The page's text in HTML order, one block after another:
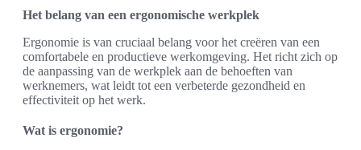
Het belang van een ergonomische werkplek
Ergonomie is van cruciaal belang voor het creëren van een
comfortabele en productieve werkomgeving. Het richt zich op
de aanpassing van de werkplek aan de behoeften van
werknemers, wat leidt tot een verbeterde gezondheid en
effectiviteit op het werk.
Wat is ergonomie?